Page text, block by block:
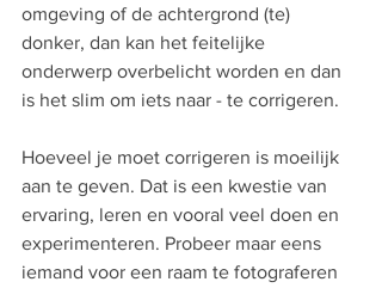
omgeving of de achtergrond (te)
donker, dan kan het feitelijke
onderwerp overbelicht worden en dan
is het slim om iets naar - te corrigeren.
Hoeveel je moet corrigeren is moeilijk
aan te geven. Dat is een kwestie van
ervaring, leren en vooral veel doen en
experimenteren. Probeer maar eens
iemand voor een raam te fotograferen